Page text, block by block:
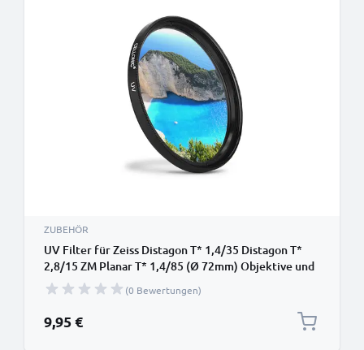
ZUBEHÖR
UV Filter für Zeiss Distagon T* 1,4/35 Distagon T*
2,8/15 ZM Planar T* 1,4/85 (Ø 72mm) Objektive und
Kameras mit Ø 72mm Filtergewinde - Schutzfilter /
Schutzglas, Sperrfilter, Klarfilter
(0 Bewertungen)
9,95 €